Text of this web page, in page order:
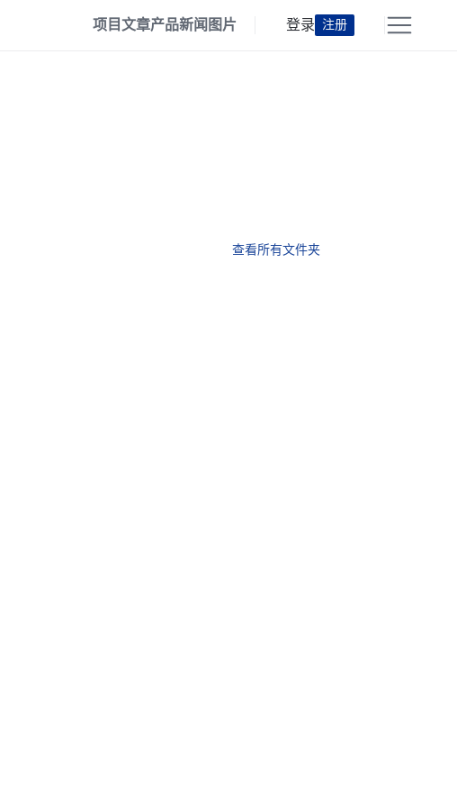
项目文章产品新闻 图片 登录 注册
查看所有文件夹